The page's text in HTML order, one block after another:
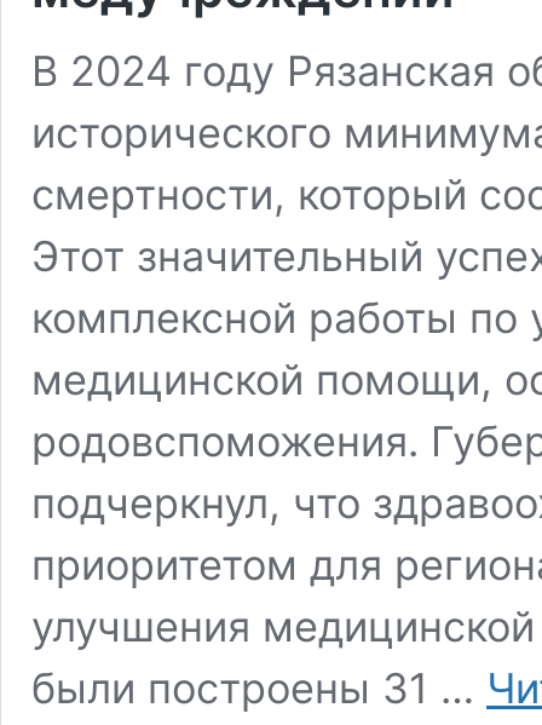
В 2024 году Рязанская
исторического
смертности, который
Этот значительный
комплексной работы по
медицинской помощи,
родовспоможения.
подчеркнул, что
приоритетом для
улучшения
были построены 31 …